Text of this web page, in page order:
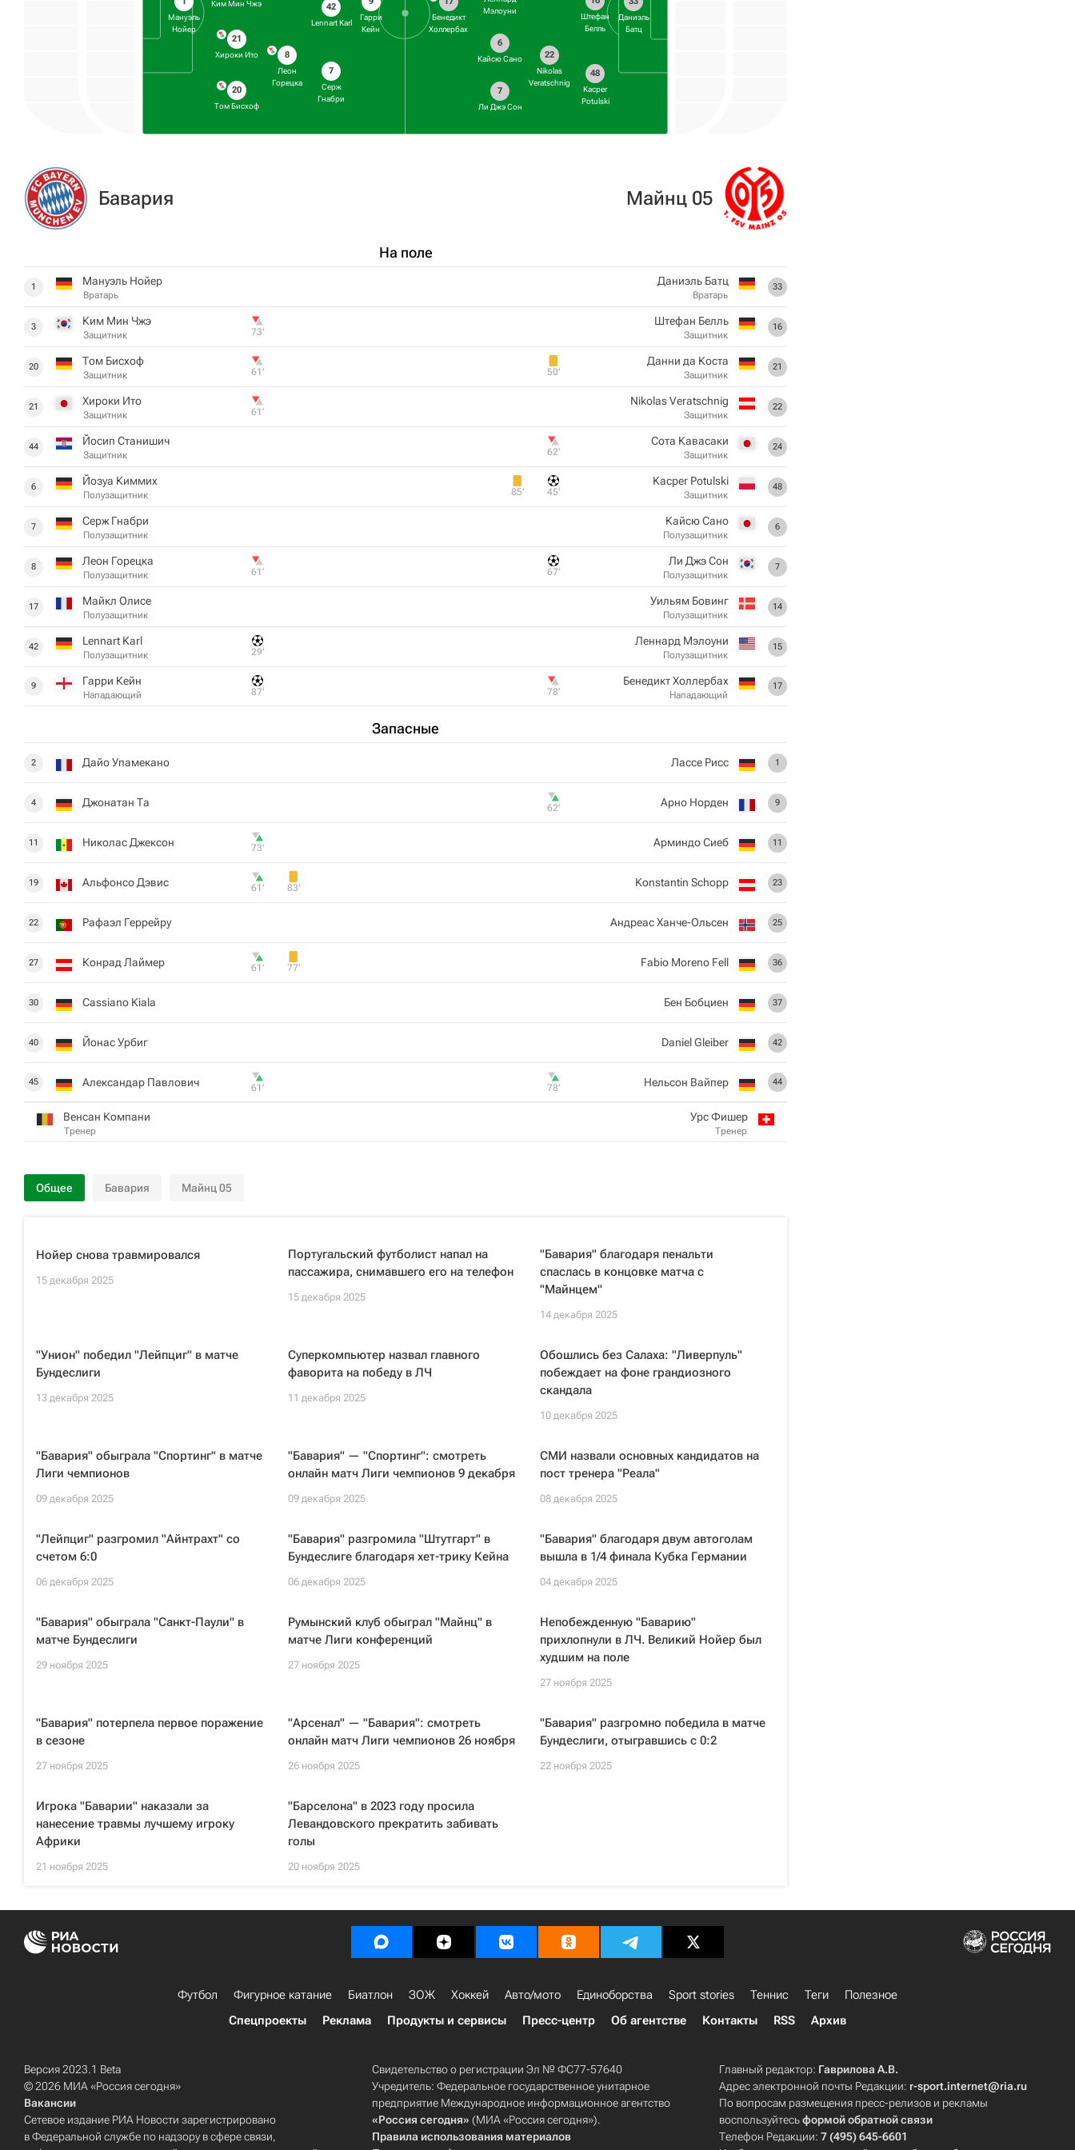
Мануэль
Нойер
Ким Мин Чжэ
21
Хироки Ито
20
Том Бисхоф
8
Леон
Горецка
42
Lennart Karl
7
Серж
Гнабри
Гарри
Кейн
Даниэль
Батц
Штефан
Белль
48
Kacper
Potulski
22
Nikolas
Veratschnig
Мэлоуни
6
Кайсю Сано
7
Ли Джэ Сон
Бенедикт
Холлербах
Бавария
На поле
1 Мануэль Нойер
Вратарь
3 Ким Мин Чжэ
Защитник 73‎’‎
20 Том Бисхоф
Защитник 61‎’‎
21 Хироки Ито
Защитник 61‎’‎
44 Йосип Станишич
Защитник
6 Йозуа Киммих
Полузащитник
7 Серж Гнабри
Полузащитник
8 Леон Горецка
Полузащитник 61‎’‎
17 Майкл Олисе
Полузащитник
42 Lennart Karl
Полузащитник 29‎’‎
9 Гарри Кейн
Нападающий 87‎’‎
Запасные
2 Дайо Упамекано
4 Джонатан Та
11 Николас Джексон 73‎’‎
19 Альфонсо Дэвис 61‎’‎ 83‎’‎
22 Рафаэл Геррейру
27 Конрад Лаймер 61‎’‎ 77‎’‎
30 Cassiano Kiala
40 Йонас Урбиг
45 Александар Павлович 61‎’‎
Венсан Компани
Тренер
Майнц 05
33
Даниэль Батц
Вратарь
16
Штефан Белль
Защитник
21
Данни да Коста
Защитник
50‎’‎
22
Nikolas Veratschnig
Защитник
24
Сота Кавасаки
Защитник
62‎’‎
48
Kacper Potulski
Защитник
45‎’‎
85‎’‎
6
Кайсю Сано
Полузащитник
7
Ли Джэ Сон
Полузащитник
67‎’‎
14
Уильям Бовинг
Полузащитник
15
Леннард Мэлоуни
Полузащитник
17
Бенедикт Холлербах
Нападающий
78‎’‎
1
Лассе Рисс
9
Арно Норден
62‎’‎
11
Арминдо Сиеб
23
Konstantin Schopp
25
Андреас Ханче-Ольсен
36
Fabio Moreno Fell
37
Бен Бобциен
42
Daniel Gleiber
44
Нельсон Вайпер
78‎’‎
Урс Фишер
Тренер
Общее Бавария Майнц 05
Нойер снова травмировался
15 декабря 2025
Португальский футболист напал на
пассажира, снимавшего его на телефон
15 декабря 2025
"Бавария" благодаря пенальти
спаслась в концовке матча с
"Майнцем"
14 декабря 2025
"Унион" победил "Лейпциг" в матче
Бундеслиги
13 декабря 2025
Суперкомпьютер назвал главного
фаворита на победу в ЛЧ
11 декабря 2025
Обошлись без Салаха: "Ливерпуль"
побеждает на фоне грандиозного
скандала
10 декабря 2025
"Бавария" обыграла "Спортинг" в матче
Лиги чемпионов
09 декабря 2025
"Бавария" — "Спортинг": смотреть
онлайн матч Лиги чемпионов 9 декабря
09 декабря 2025
СМИ назвали основных кандидатов на
пост тренера "Реала"
08 декабря 2025
"Лейпциг" разгромил "Айнтрахт" со
счетом 6:0
06 декабря 2025
"Бавария" разгромила "Штутгарт" в
Бундеслиге благодаря хет-трику Кейна
06 декабря 2025
"Бавария" благодаря двум автоголам
вышла в 1/4 финала Кубка Германии
04 декабря 2025
"Бавария" обыграла "Санкт-Паули" в
матче Бундеслиги
29 ноября 2025
Румынский клуб обыграл "Майнц" в
матче Лиги конференций
27 ноября 2025
Непобежденную "Баварию"
прихлопнули в ЛЧ. Великий Нойер был
худшим на поле
27 ноября 2025
"Бавария" потерпела первое поражение
в сезоне
27 ноября 2025
"Арсенал" — "Бавария": смотреть
онлайн матч Лиги чемпионов 26 ноября
26 ноября 2025
"Бавария" разгромно победила в матче
Бундеслиги, отыгравшись с 0:2
22 ноября 2025
Игрока "Баварии" наказали за
нанесение травмы лучшему игроку
Африки
21 ноября 2025
"Барселона" в 2023 году просила
Левандовского прекратить забивать
голы
20 ноября 2025
Футбол Фигурное катание Биатлон ЗОЖ Хоккей Авто/мото Единоборства Sport stories Теннис Теги
Полезное
Спецпроекты
Реклама Продукты и сервисы Пресс-центр Об агентстве Контакты RSS Архив
Версия 2023.1 Beta
© 2026 МИА «Россия сегодня»
Вакансии
Сетевое издание РИА Новости зарегистрировано
в Федеральной службе по надзору в сфере связи,
Свидетельство о регистрации Эл № ФС77-57640
Учредитель: Федеральное государственное унитарное
предприятие Международное информационное агентство
«Россия сегодня» (МИА «Россия сегодня»).
Правила использования материалов
Главный редактор: Гаврилова А.В.
Адрес электронной почты Редакции: r-sport.internet@ria.ru
По вопросам размещения пресс-релизов и рекламы
воспользуйтесьформой обратной связи
Телефон Редакции:7 (495) 645-6601